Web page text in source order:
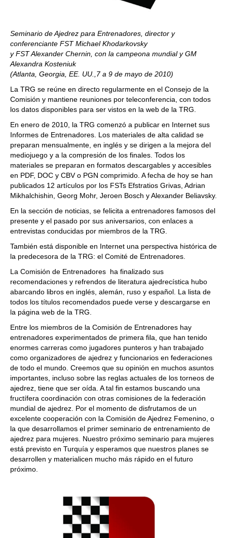
Seminario de Ajedrez para Entrenadores, director y
conferenciante FST Michael Khodarkovsky
y FST Alexander Chernin, con la campeona mundial y GM
Alexandra Kosteniuk
(Atlanta, Georgia, EE. UU.,7 a 9 de mayo de 2010)
La TRG se reúne en directo regularmente en el Consejo de la
Comisión y mantiene reuniones por teleconferencia, con todos
los datos disponibles para ser vistos en la web de la TRG.
En enero de 2010, la TRG comenzó a publicar en Internet sus
Informes de Entrenadores. Los materiales de alta calidad se
preparan mensualmente, en inglés y se dirigen a la mejora del
mediojuego y a la compresión de los finales. Todos los
materiales se preparan en formatos descargables y accesibles
en PDF, DOC y CBV o PGN comprimido. A fecha de hoy se han
publicados 12 artículos por los FSTs Efstratios Grivas, Adrian
Mikhalchishin, Georg Mohr, Jeroen Bosch y Alexander Beliavsky.
En la sección de noticias, se felicita a entrenadores famosos del
presente y el pasado por sus aniversarios, con enlaces a
entrevistas conducidas por miembros de la TRG.
También está disponible en Internet una perspectiva histórica de
la predecesora de la TRG: el Comité de Entrenadores.
La Comisión de Entrenadores ha finalizado sus
recomendaciones y refrendos de literatura ajedrecística hubo
abarcando libros en inglés, alemán, ruso y español. La lista de
todos los títulos recomendados puede verse y descargarse en
la página web de la TRG.
Entre los miembros de la Comisión de Entrenadores hay
entrenadores experimentados de primera fila, que han tenido
enormes carreras como jugadores punteros y han trabajado
como organizadores de ajedrez y funcionarios en federaciones
de todo el mundo. Creemos que su opinión en muchos asuntos
importantes, incluso sobre las reglas actuales de los torneos de
ajedrez, tiene que ser oída. A tal fin estamos buscando una
fructífera coordinación con otras comisiones de la federación
mundial de ajedrez. Por el momento de disfrutamos de un
excelente cooperación con la Comisión de Ajedrez Femenino, o
la que desarrollamos el primer seminario de entrenamiento de
ajedrez para mujeres. Nuestro próximo seminario para mujeres
está previsto en Turquía y esperamos que nuestros planes se
desarrollen y materialicen mucho más rápido en el futuro
próximo.